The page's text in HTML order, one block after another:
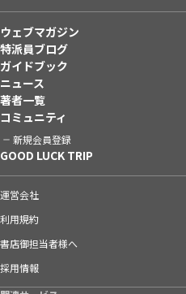
ウェブマガジン
特派員ブログ
ガイドブック
ニュース
著者一覧
コミュニティ
新規会員登録
GOOD LUCK TRIP
運営会社
利用規約
書店御担当者様へ
採用情報